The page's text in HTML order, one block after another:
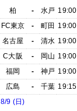
柏
- 水戸 19:00
FC東京
- 町田 19:00
名古屋
- 清水 19:00
C大阪
- 岡山 19:00
福岡
- 神戸 19:00
広島
- 千葉 19:15
8/9 (日)